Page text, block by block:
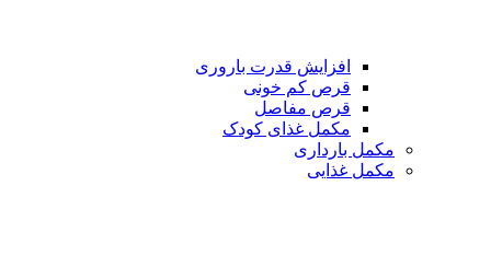
افزایش قدرت باروری
قرص کم خونی
قرص مفاصل
مکمل غذای کودک
مکمل بارداری
مکمل غذایی